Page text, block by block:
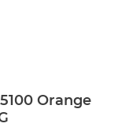
Orange